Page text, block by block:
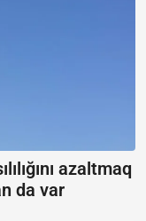
azaltmaq
da var